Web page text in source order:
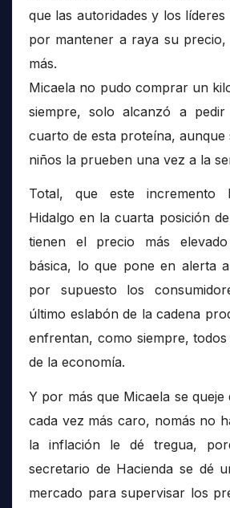
que las autoridades y los
por mantener a raya su
más.
Micaela no pudo comprar un
siempre, solo alcanzó a pedir
cuarto de esta proteína, aunque
niños la prueben una vez a la
Total, que este incremento
Hidalgo en la cuarta posición
tienen el precio más
básica, lo que pone en alerta
por supuesto los
último eslabón de la cadena
enfrentan, como siempre,
de la economía.
Y por más que Micaela se queje
cada vez más caro, nomás no
la inflación le dé tregua,
secretario de Hacienda se dé
mercado para supervisar los